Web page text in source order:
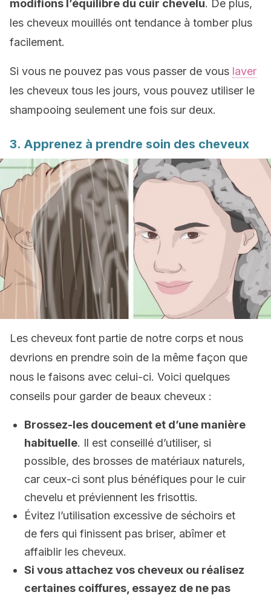
modifions l’équilibre du cuir chevelu. De plus,
les cheveux mouillés ont tendance à tomber plus
facilement.
Si vous ne pouvez pas vous passer de vous laver
les cheveux tous les jours, vous pouvez utiliser le
shampooing seulement une fois sur deux.
3. Apprenez à prendre soin des cheveux
Les cheveux font partie de notre corps et nous
devrions en prendre soin de la même façon que
nous le faisons avec celui-ci. Voici quelques
conseils pour garder de beaux cheveux :
Brossez-les doucement et d’une manière
habituelle. Il est conseillé d’utiliser, si
possible, des brosses de matériaux naturels,
car ceux-ci sont plus bénéfiques pour le cuir
chevelu et préviennent les frisottis.
Évitez l’utilisation excessive de séchoirs et
de fers qui finissent pas briser, abîmer et
affaiblir les cheveux.
Si vous attachez vos cheveux ou réalisez
certaines coiffures, essayez de ne pas